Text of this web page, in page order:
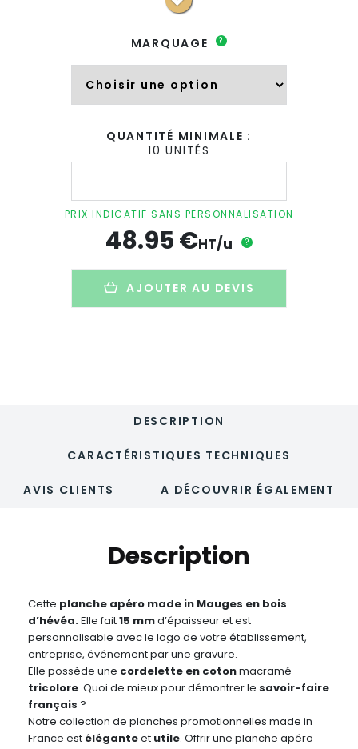
MARQUAGE ?
QUANTITÉ MINIMALE :
10 UNITÉS
quantité
apéro
personnalisée
MAUGEOISE
PRIX INDICATIF SANS PERSONNALISATION
48.95€HT/u ?
AJOUTER AU DEVIS
DESCRIPTION
CARACTÉRISTIQUES TECHNIQUES
AVIS CLIENTS A DÉCOUVRIR ÉGALEMENT
Description
Cette planche apéro made in Mauges en bois
d’hévéa.Elle fait15 mmd’épaisseur et est
personnalisable avec le logo de votre établissement,
entreprise, événement par une gravure.
Elle possède une cordelette en cotonmacramé
tricolore. Quoi de mieux pour démontrer le savoir-faire
français ?
Notre collection de planches promotionnelles made in
France est éléganteet utile. Offrir une planche apéro